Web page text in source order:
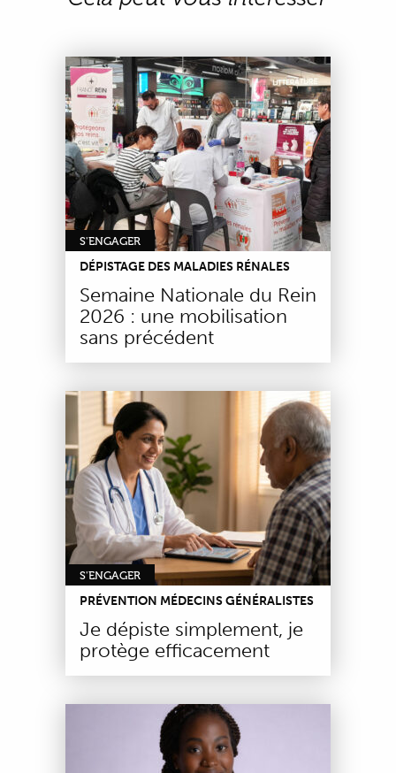
S'ENGAGER
DÉPISTAGE DES MALADIES RÉNALES
Semaine Nationale du Rein
2026 : une mobilisation
sans précédent
S'ENGAGER
PRÉVENTION MÉDECINS GÉNÉRALISTES
Je dépiste simplement, je
protège efficacement